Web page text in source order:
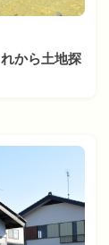
から土地探